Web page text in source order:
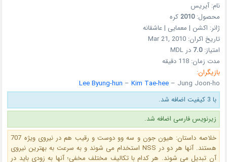
نام: آیریس
محصول:2010 کره
ژانر: اکشن | معمایی | عاشقانه
تاریخ اکران: Mar 21, 2010
امتیاز:7.0در MDL
مدت زمان: 118 دقیقه
بازیگران:
Lee Byung-hun – Kim Tae-hee– Jung Joon-ho
با 3 کیفیت اضافه شد.
زیرنویس فارسی اضافه شد.
خلاصه داستان: هیون جون و سه وو دوست و رقیب هم در نیروی ویژه 707
هستند. آنها هر دو در NSS استخدام می شوند و به سرعت به بهترین نیروی
آن تبدیل می شوند. هر کدام با تکالیف مختلف مخفی؛ آنها به زودی باید در